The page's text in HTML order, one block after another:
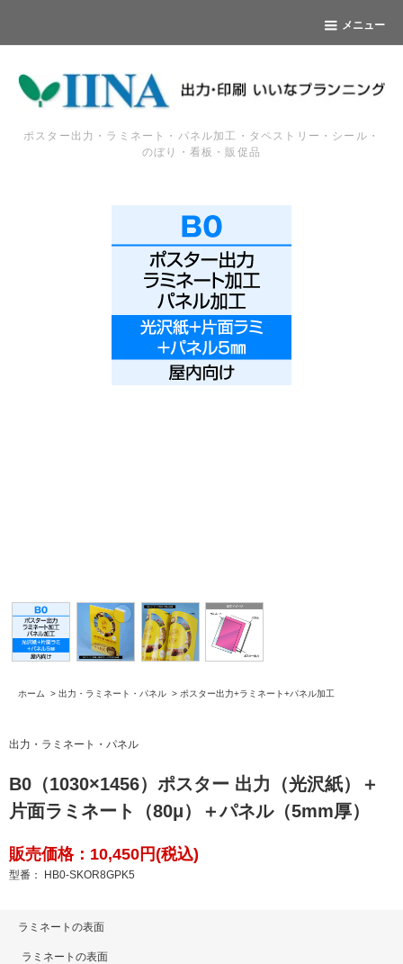
メニュー
ポスター出力・ラミネート・パネル加工・タペストリー・シール・
のぼり・看板・販促品
ホーム > 出力・ラミネート・パネル > ポスター出力+ラミネート+パネル加工
出力・ラミネート・パネル
B0（1030×1456）ポスター 出力（光沢紙）＋
片面ラミネート（80μ）＋パネル（5mm厚）
販売価格：10,450円(税込)
型番： HB0-SKOR8GPK5
ラミネートの表面
ラミネートの表面